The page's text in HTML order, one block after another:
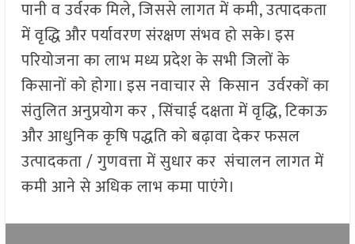
पानी व उर्वरक मिले, जिससे लागत में कमी, उत्पादकता
में वृद्धि और पर्यावरण संरक्षण संभव हो सके। इस
परियोजना का लाभ मध्य प्रदेश के सभी जिलों के
किसानों को होगा। इस नवाचार से किसान उर्वरकों का
संतुलित अनुप्रयोग कर , सिंचाई दक्षता में वृद्धि, टिकाऊ
और आधुनिक कृषि पद्धति को बढ़ावा देकर फसल
उत्पादकता / गुणवत्ता में सुधार कर संचालन लागत में
कमी आने से अधिक लाभ कमा पाएंगे।